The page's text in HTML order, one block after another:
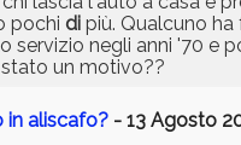
pochi di più. Qualcuno
servizio negli anni '70 e
un motivo??
in aliscafo? - 13 Agosto